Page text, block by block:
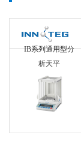
IB系列通用型分
析天平